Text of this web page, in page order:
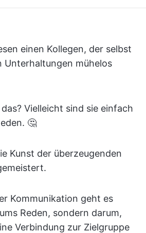
einen Kollegen, der selbst
Unterhaltungen mühelos
Vielleicht sind sie einfach
🤔
Kunst der überzeugenden
Kommunikation geht es
Reden, sondern darum,
Verbindung zur Zielgruppe